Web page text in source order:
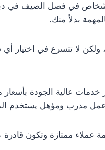
الأشخاص في فصل الصيف
بدلاً منك.
لا تتسرع في اختيار
عالية الجودة بأسعار
مدرب ومؤهل يستخدم
عملاء ممتازة وتكون